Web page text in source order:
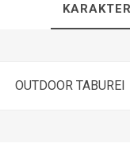
OUTDOOR TABUREI